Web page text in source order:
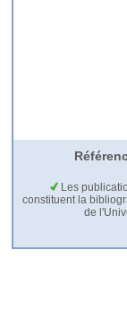
Les
constituent la
de